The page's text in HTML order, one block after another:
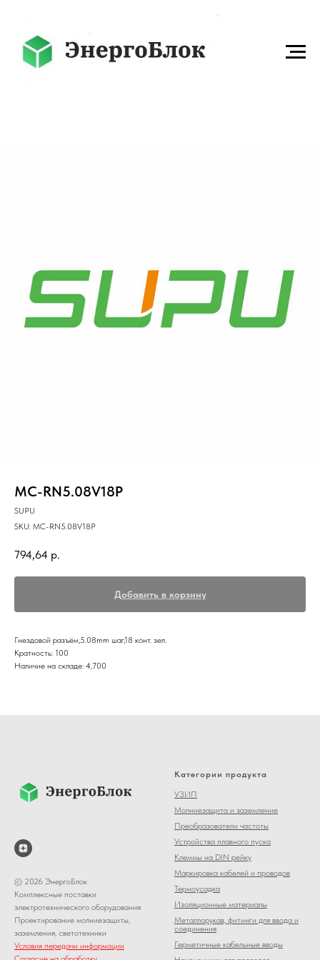
MC-RN5.08V18P
SUPU
SKU: MC-RN5.08V18P
794,64 р.
Добавить в корзину
Гнездовой разъём,5.08mm шаг,18 конт. зел.
Кратность: 100
Наличие на складе: 4,700
© 2026 ЭнергоБлок
Комплексные поставки
электротехнического оборудования
Проектирование молниезащиты,
заземления, светотехники
Условия передачи информации
Категории продукта
УЗИП
Молниезащита и заземление
Преобразователи частоты
Устройства плавного пуска
Клеммы на DIN рейку
Маркировка кабелей и проводов
Термоусадка
Изоляционные материалы
Металлорукав, фитинги для ввода и
соединения
Герметичные кабельные вводы